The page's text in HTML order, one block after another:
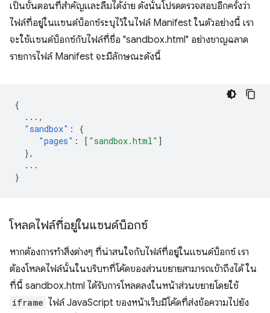
เป็นขั้นตอนที่สำคัญและลืมได้ง่าย ดังนั้นโปรดตรวจสอบอีกครั้งว่า
ไฟล์ที่อยู่ในแซนด์บ็อกซ์ระบุไว้ในไฟล์ Manifest ในตัวอย่างนี้ เรา
จะใช้แซนด์บ็อกซ์กับไฟล์ที่ชื่อ "sandbox.html" อย่างชาญฉลาด
รายการไฟล์ Manifest จะมีลักษณะดังนี้
{
... ,
"sandbox" :
{
"pages" : [ "sandbox.html" ]
},
...
}
โหลดไฟล์ที่อยู่ในแซนด์บ็อกซ์
หากต้องการทำสิ่งต่างๆ ที่น่าสนใจกับไฟล์ที่อยู่ในแซนด์บ็อกซ์ เรา
ต้องโหลดไฟล์นั้นในบริบทที่โค้ดของส่วนขยายสามารถเข้าถึงได้ ใน
ที่นี้ sandbox.html ได้รับการโหลดลงในหน้าส่วนขยายโดยใช้
iframe ไฟล์ JavaScript ของหน้าเว็บมีโค้ดที่ส่งข้อความไปยัง